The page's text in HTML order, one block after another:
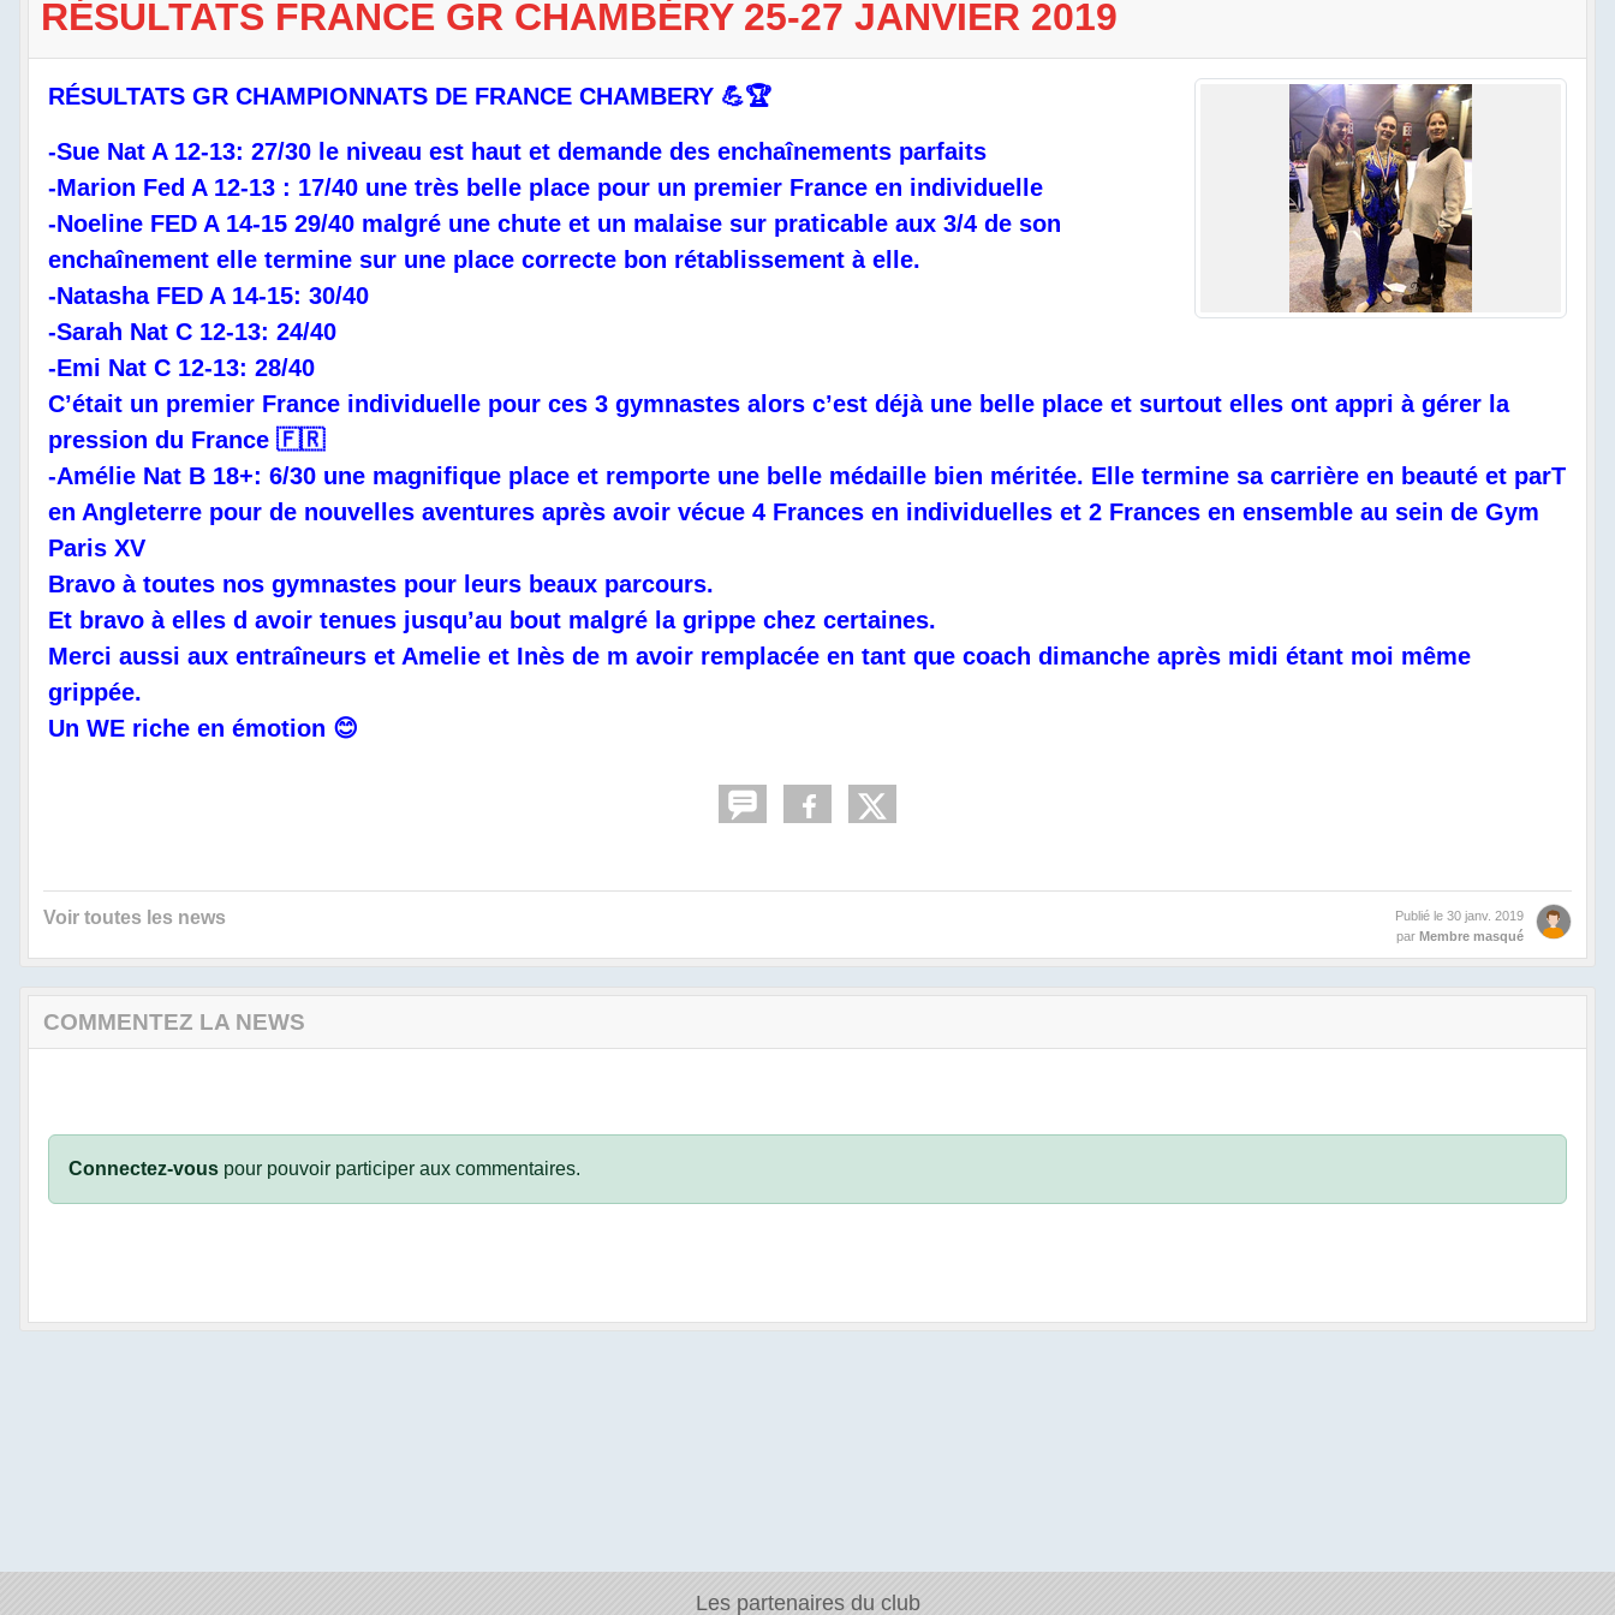
RÉSULTATS FRANCE GR CHAMBÉRY 25-27 JANVIER 2019
RÉSULTATS GR CHAMPIONNATS DE FRANCE CHAMBERY 💪🏆
-Sue Nat A 12-13: 27/30 le niveau est haut et demande des enchaînements parfaits
-Marion Fed A 12-13 : 17/40 une très belle place pour un premier France en individuelle
-Noeline FED A 14-15 29/40 malgré une chute et un malaise sur praticable aux 3/4 de son
enchaînement elle termine sur une place correcte bon rétablissement à elle.
-Natasha FED A 14-15: 30/40
-Sarah Nat C 12-13: 24/40
-Emi Nat C 12-13: 28/40
C’était un premier France individuelle pour ces 3 gymnastes alors c’est déjà une belle place et surtout elles ont appri à gérer la
pression du France 🇫🇷
-Amélie Nat B 18+: 6/30 une magnifique place et remporte une belle médaille bien méritée. Elle termine sa carrière en beauté et parT
en Angleterre pour de nouvelles aventures après avoir vécue 4 Frances en individuelles et 2 Frances en ensemble au sein de Gym
Paris XV
Bravo à toutes nos gymnastes pour leurs beaux parcours.
Et bravo à elles d avoir tenues jusqu’au bout malgré la grippe chez certaines.
Merci aussi aux entraîneurs et Amelie et Inès de m avoir remplacée en tant que coach dimanche après midi étant moi même
grippée.
Un WE riche en émotion 😊
Voir toutes les news Publié le 30 janv. 2019
par Membre masqué
COMMENTEZ LA NEWS
Connectez-vous pour pouvoir participer aux commentaires.
Les partenaires du club